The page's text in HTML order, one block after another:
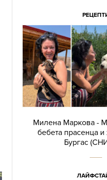
Милена Маркова -
бебета прасенца
Бургас